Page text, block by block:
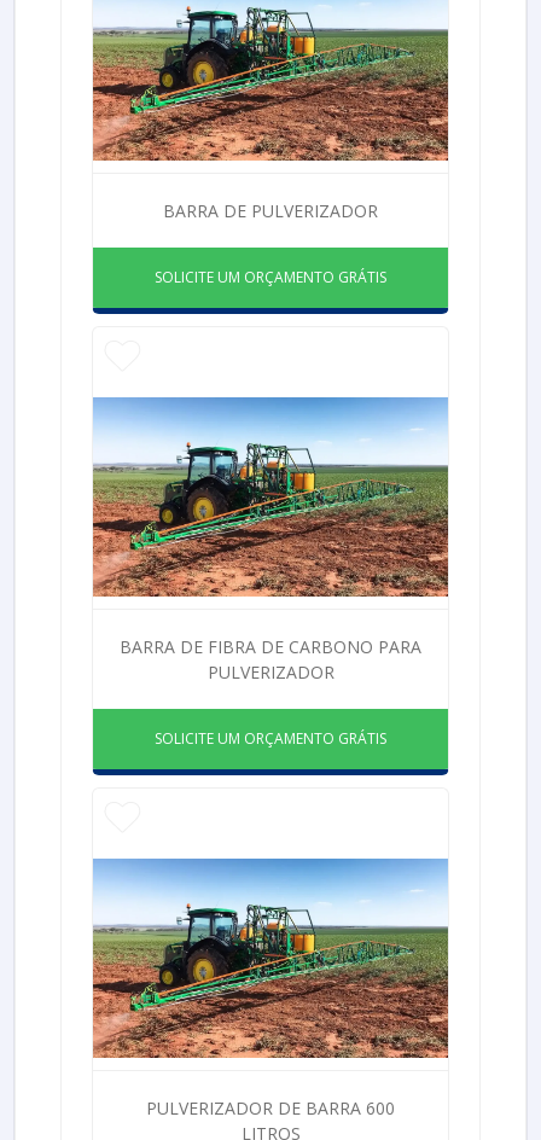
BARRA DE PULVERIZADOR
SOLICITE UM ORÇAMENTO GRÁTIS
BARRA DE FIBRA DE CARBONO PARA
PULVERIZADOR
SOLICITE UM ORÇAMENTO GRÁTIS
PULVERIZADOR DE BARRA 600
LITROS